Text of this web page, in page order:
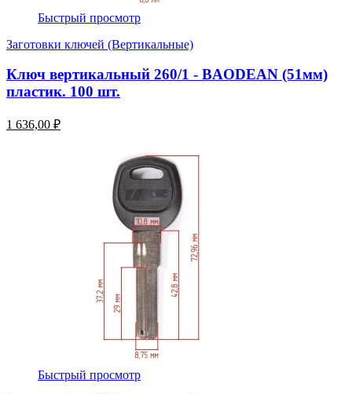
Быстрый просмотр
Заготовки ключей (Вертикальные)
Ключ вертикальный 260/1 - BAODEAN (51мм)
пластик. 100 шт.
1 636,00 ₽
Быстрый просмотр